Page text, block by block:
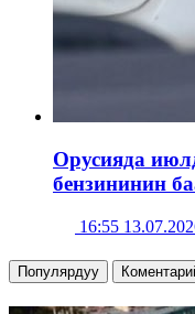
Орусияда
бензининин
16:55
Популярдуу